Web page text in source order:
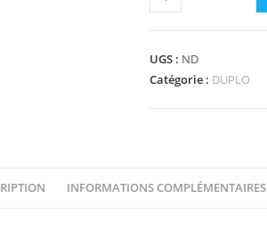
de
-
Duplo
x
UGS : ND
Catégorie : DUPLO
INFORMATIONS COMPLÉMENTAIRES